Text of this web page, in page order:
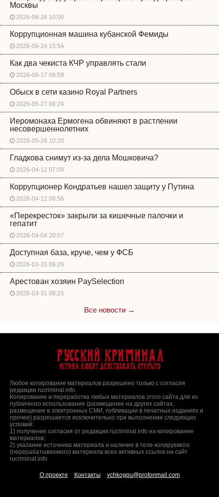
Москвы
2026-06-26 10:00
Коррупционная машина кубанской Фемиды
2026-06-24 15:54
Как два чекиста КЧР управлять стали
2026-06-17 08:59
Обыск в сети казино Royal Partners
2026-05-27 06:24
Иеромонаха Ермогена обвиняют в растлении
несовершеннолетних
2026-05-26 10:20
Гладкова снимут из-за дела Мошковича?
2026-04-12 07:09
Коррупционер Кондратьев нашел защиту у Путина
2026-04-12 06:56
«Перекресток» закрыли за кишечные палочки и
гепатит
2026-04-04 20:07
Доступная база, круче, чем у ФСБ
2026-03-31 08:26
Арестован хозяин PaySelection
2026-03-31 08:25
Все новости →
Русский Криминал
Истина любит действовать открыто
Любое копирование материалов разрешено только с согласия
редакции rucriminal.info.
Копирование и переработка любых материалов этого сайта для их
публичного использования (размещение на других сайтах,
размещение в электронных СМИ, публикации в печатных изданиях и
прочее) разрешается исключительно при выполнении следующих
условий:
1) получение согласия от редакции rucriminal.info на копирование
материалов;
2) указание источника материала и наличие в теле копируемого
(перерабатываемого) материала всех активных ссылок на сайт
rucriminal.info
О проекте Контакты vchkogpu@protonmail.com